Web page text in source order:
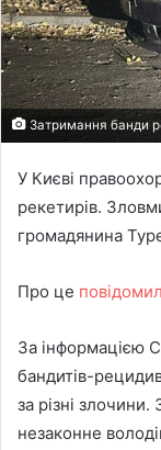
Затримання банди
У Києві
рекетирів.
громадянина
Про це
За інформацією
бандитів-
за різні
незаконне